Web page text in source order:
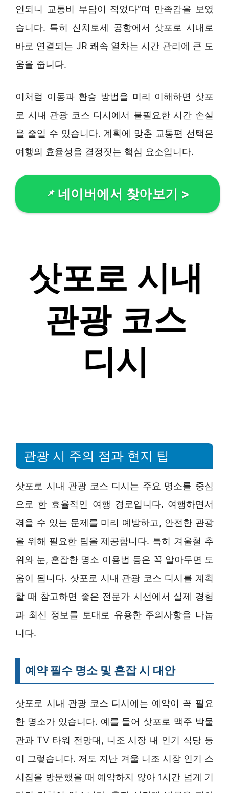
인되니 교통비 부담이 적었다”며 만족감을 보였
습니다. 특히 신치토세 공항에서 삿포로 시내로
바로 연결되는 JR 쾌속 열차는 시간 관리에 큰 도
움을 줍니다.
이처럼 이동과 환승 방법을 미리 이해하면 삿포
로 시내 관광 코스 디시에서 불필요한 시간 손실
을 줄일 수 있습니다. 계획에 맞춘 교통편 선택은
여행의 효율성을 결정짓는 핵심 요소입니다.
네이버에서 찾아보기 >
관광 시 주의 점과 현지 팁
삿포로 시내 관광 코스 디시는 주요 명소를 중심
으로 한 효율적인 여행 경로입니다. 여행하면서
겪을 수 있는 문제를 미리 예방하고, 안전한 관광
을 위해 필요한 팁을 제공합니다. 특히 겨울철 추
위와 눈, 혼잡한 명소 이용법 등은 꼭 알아두면 도
움이 됩니다. 삿포로 시내 관광 코스 디시를 계획
할 때 참고하면 좋은 전문가 시선에서 실제 경험
과 최신 정보를 토대로 유용한 주의사항을 나눕
니다.
예약 필수 명소 및 혼잡 시 대안
삿포로 시내 관광 코스 디시에는 예약이 꼭 필요
한 명소가 있습니다. 예를 들어 삿포로 맥주 박물
관과 TV 타워 전망대, 니조 시장 내 인기 식당 등
이 그렇습니다. 저도 지난 겨울 니조 시장 인기 스
시집을 방문했을 때 예약하지 않아 1시간 넘게 기